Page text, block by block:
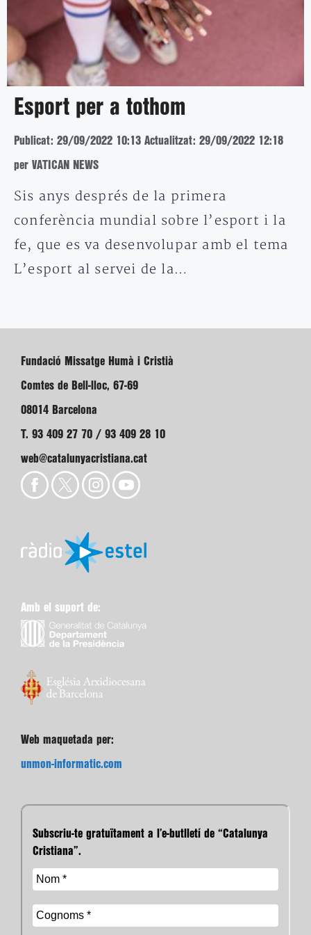
Esport per a tothom
Publicat: 29/09/2022 10:13 Actualitzat: 29/09/2022 12:18
per VATICAN NEWS
Sis anys després de la primera
conferència mundial sobre l’esport i la
fe, que es va desenvolupar amb el tema
L’esport al servei de la…
Fundació Missatge Humà i Cristià
Comtes de Bell-lloc, 67-69
08014 Barcelona
T. 93 409 27 70 / 93 409 28 10
web@catalunyacristiana.cat
Amb el suport de:
Web maquetada per:
unmon-informatic.com
Subscriu-te gratuïtament a l’e-butlletí de “Catalunya
Cristiana”.